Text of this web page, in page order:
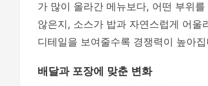
가 많이 올라간 메뉴보다, 어떤 부위
않은지, 소스가 밥과 자연스럽게 어울
디테일을 보여줄수록 경쟁력이 높아
배달과 포장에 맞춘 변화